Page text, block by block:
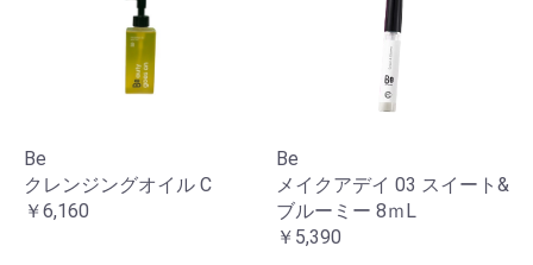
Be
クレンジングオイル C
￥6,160
Be
メイクアデイ 03 スイート&
ブルーミー 8ｍL
￥5,390